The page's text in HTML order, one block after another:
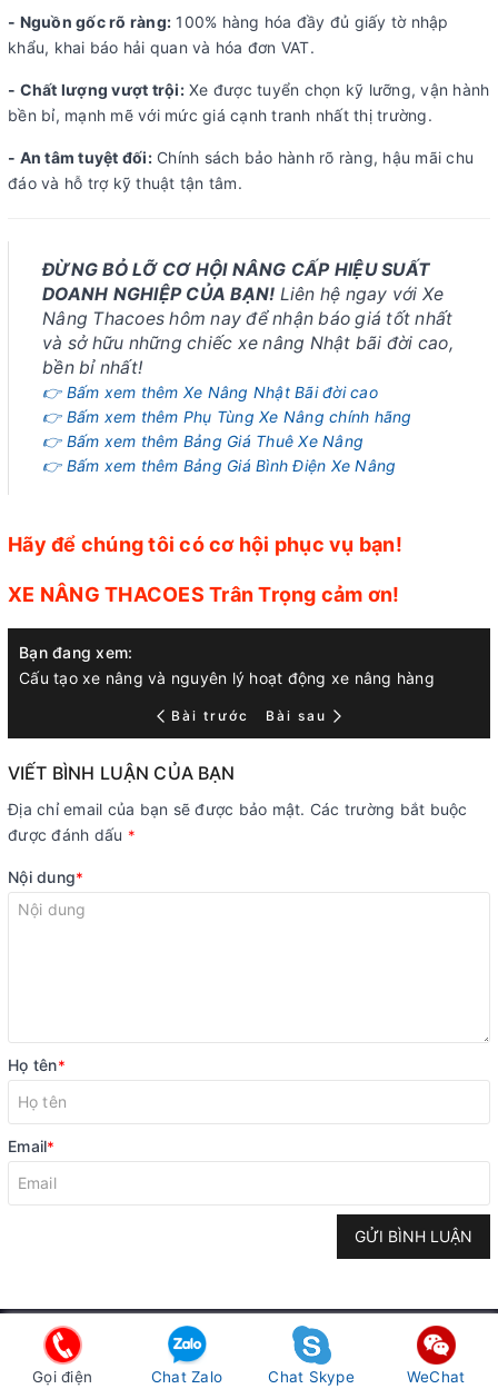
- Nguồn gốc rõ ràng: 100% hàng hóa đầy đủ giấy tờ nhập
khẩu, khai báo hải quan và hóa đơn VAT.
- Chất lượng vượt trội:Xe được tuyển chọn kỹ lưỡng, vận hành
bền bỉ, mạnh mẽ với mức giá cạnh tranh nhất thị trường.
- An tâm tuyệt đối:Chính sách bảo hành rõ ràng, hậu mãi chu
đáo và hỗ trợ kỹ thuật tận tâm.
ĐỪNG BỎ LỠ CƠ HỘI NÂNG CẤP HIỆU SUẤT
DOANH NGHIỆP CỦA BẠN! Liên hệ ngay với Xe
Nâng Thacoes hôm nay để nhận báo giá tốt nhất
và sở hữu những chiếc xe nâng Nhật bãi đời cao,
bền bỉ nhất!
👉 Bấm xem thêm Xe Nâng Nhật Bãi đời cao
👉 Bấm xem thêm Phụ Tùng Xe Nâng chính hãng
👉 Bấm xem thêm Bảng Giá Thuê Xe Nâng
👉 Bấm xem thêm Bảng Giá Bình Điện Xe Nâng
Hãy để chúng tôi có cơ hội phục vụ bạn!
XE NÂNG THACOES Trân Trọng cảm ơn!
Bạn đang xem:
Cấu tạo xe nâng và nguyên lý hoạt động xe nâng hàng
Bài trước Bài sau
VIẾT BÌNH LUẬN CỦA BẠN
Địa chỉ email của bạn sẽ được bảo mật. Các trường bắt buộc
được đánh dấu *
Nội dung*
Họ tên*
Email*
GỬI BÌNH LUẬN
Telephone
02466669559
Hotline (24/7)
0896695959
Gọi điện Chat Zalo Chat Skype WeChat